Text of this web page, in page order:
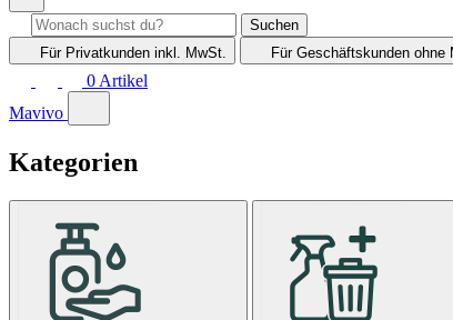
Suchen
Für Privatkunden inkl. MwSt. Für Geschäftskunden ohne
0 Artikel
Mavivo
Kategorien